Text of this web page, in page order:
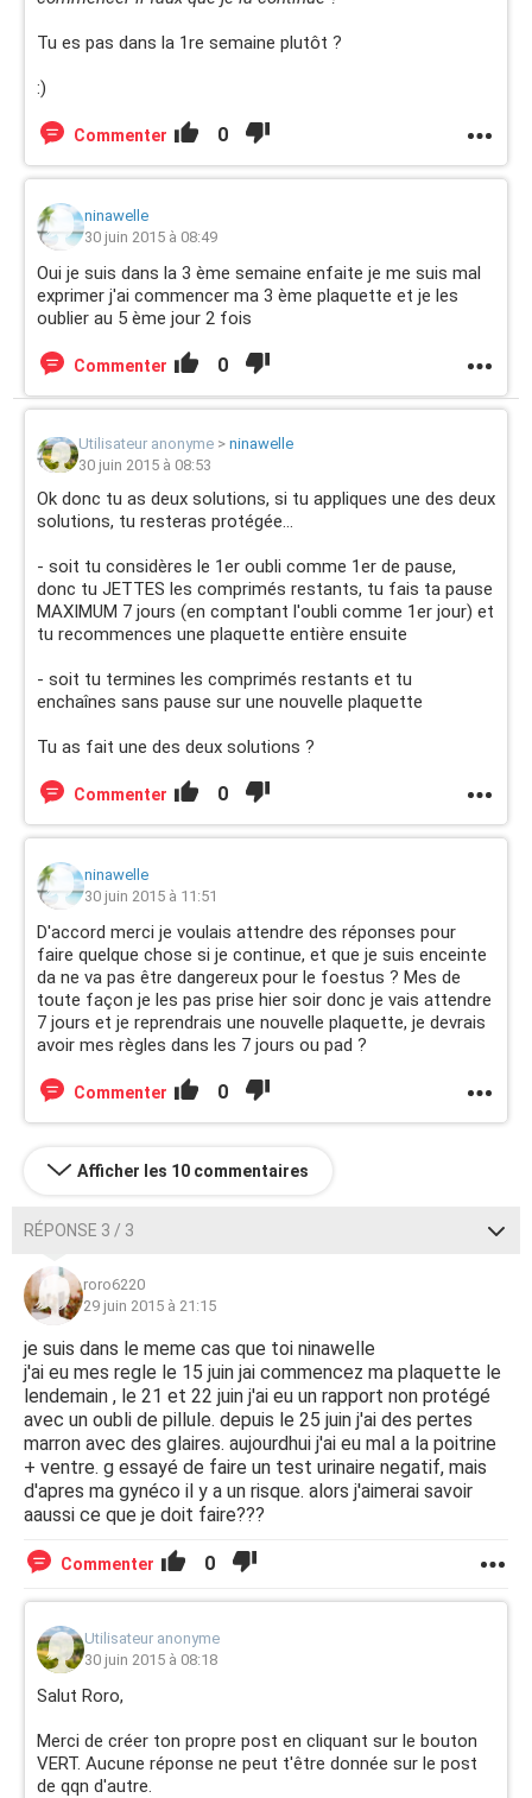
Tu es pas dans la 1re semaine plutôt ?
:)
Commenter 0
ninawelle
30 juin 2015 à 08:49
Oui je suis dans la 3 ème semaine enfaite je me suis mal
exprimer j'ai commencer ma 3 ème plaquette et je les
oublier au 5 ème jour 2 fois
Commenter 0
Utilisateur anonyme > ninawelle
30 juin 2015 à 08:53
Ok donc tu as deux solutions, si tu appliques une des deux
solutions, tu resteras protégée...
- soit tu considères le 1er oubli comme 1er de pause,
donc tu JETTES les comprimés restants, tu fais ta pause
MAXIMUM 7 jours (en comptant l'oubli comme 1er jour) et
tu recommences une plaquette entière ensuite
- soit tu termines les comprimés restants et tu
enchaînes sans pause sur une nouvelle plaquette
Tu as fait une des deux solutions ?
Commenter 0
ninawelle
30 juin 2015 à 11:51
D'accord merci je voulais attendre des réponses pour
faire quelque chose si je continue, et que je suis enceinte
da ne va pas être dangereux pour le foestus ? Mes de
toute façon je les pas prise hier soir donc je vais attendre
7 jours et je reprendrais une nouvelle plaquette, je devrais
avoir mes règles dans les 7 jours ou pad ?
Commenter 0
Afficher les 10 commentaires
RÉPONSE 3 / 3
roro6220
29 juin 2015 à 21:15
je suis dans le meme cas que toi ninawelle
j'ai eu mes regle le 15 juin jai commencez ma plaquette le
lendemain , le 21 et 22 juin j'ai eu un rapport non protégé
avec un oubli de pillule. depuis le 25 juin j'ai des pertes
marron avec des glaires. aujourdhui j'ai eu mal a la poitrine
+ ventre. g essayé de faire un test urinaire negatif, mais
d'apres ma gynéco il y a un risque. alors j'aimerai savoir
aaussi ce que je doit faire???
Commenter 0
Utilisateur anonyme
30 juin 2015 à 08:18
Salut Roro,
Merci de créer ton propre post en cliquant sur le bouton
VERT. Aucune réponse ne peut t'être donnée sur le post
de qqn d'autre.